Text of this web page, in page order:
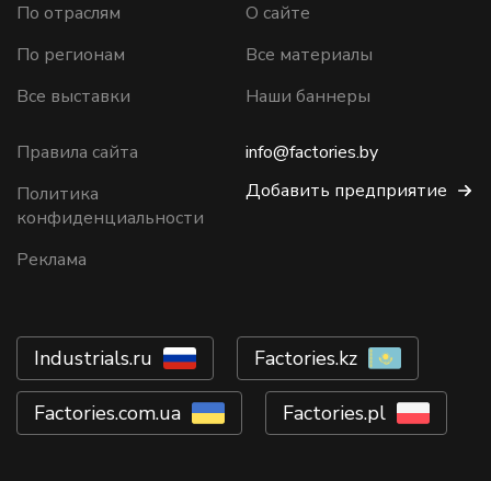
По отраслям
По регионам
Все выставки
О сайте
Все материалы
Наши баннеры
Правила сайта
Политика
конфиденциальности
Реклама
info@factories.by
Добавить предприятие
Industrials.ru Factories.kz
Factories.com.ua Factories.pl